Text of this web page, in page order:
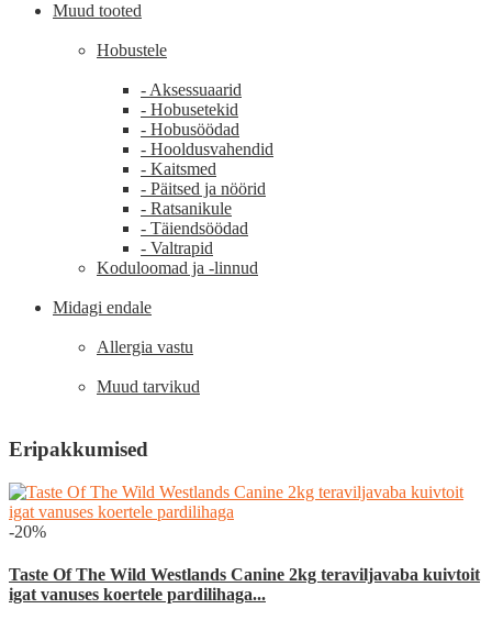
Muud tooted
Hobustele
- Aksessuaarid
- Hobusetekid
- Hobusöödad
- Hooldusvahendid
- Kaitsmed
- Päitsed ja nöörid
- Ratsanikule
- Täiendsöödad
- Valtrapid
Koduloomad ja -linnud
Midagi endale
Allergia vastu
Muud tarvikud
Eripakkumised
-20%
Taste Of The Wild Westlands Canine 2kg teraviljavaba kuivtoit
igat vanuses koertele pardilihaga...